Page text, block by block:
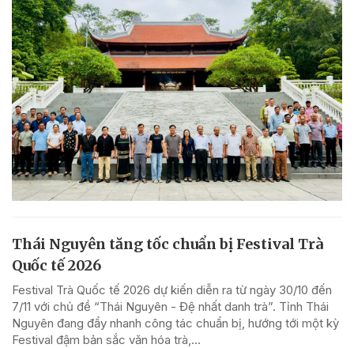
Thái Nguyên tăng tốc chuẩn bị Festival Trà
Quốc tế 2026
Festival Trà Quốc tế 2026 dự kiến diễn ra từ ngày 30/10 đến
7/11 với chủ đề “Thái Nguyên - Đệ nhất danh trà”. Tỉnh Thái
Nguyên đang đẩy nhanh công tác chuẩn bị, hướng tới một kỳ
Festival đậm bản sắc văn hóa trà,...